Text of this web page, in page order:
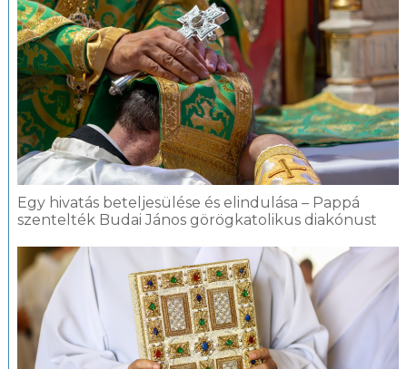
Egy hivatás beteljesülése és elindulása – Pappá
szentelték Budai János görögkatolikus diakónust